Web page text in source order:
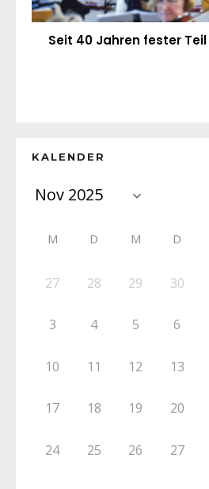
Seit 40 Jahren fester
KALENDER
M D M D
27 28 29 30
3 4 5 6
10 11 12 13
17 18 19 20
24 25 26 27